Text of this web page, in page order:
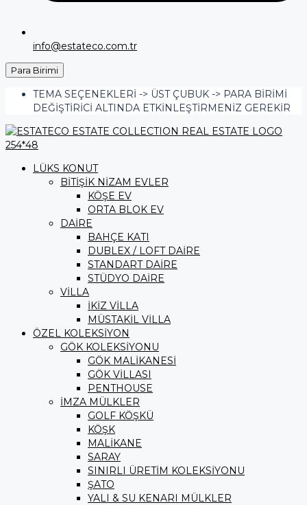
info@estateco.com.tr
Para Birimi
TEMA SEÇENEKLERI -> ÜST ÇUBUK -> PARA BIRIMI
DEĞIŞTIRICI ALTINDA ETKINLEŞTIRMENIZ GEREKIR
LÜKS KONUT
BİTİŞİK NİZAM EVLER
KÖŞE EV
ORTA BLOK EV
DAİRE
BAHÇE KATI
DUBLEX / LOFT DAİRE
STANDART DAİRE
STÜDYO DAİRE
VİLLA
İKİZ VİLLA
MÜSTAKİL VİLLA
ÖZEL KOLEKSİYON
GÖK KOLEKSİYONU
GÖK MALİKANESİ
GÖK VİLLASI
PENTHOUSE
İMZA MÜLKLER
GOLF KÖŞKÜ
KÖŞK
MALİKANE
SARAY
SINIRLI ÜRETİM KOLEKSİYONU
ŞATO
YALI & SU KENARI MÜLKLER